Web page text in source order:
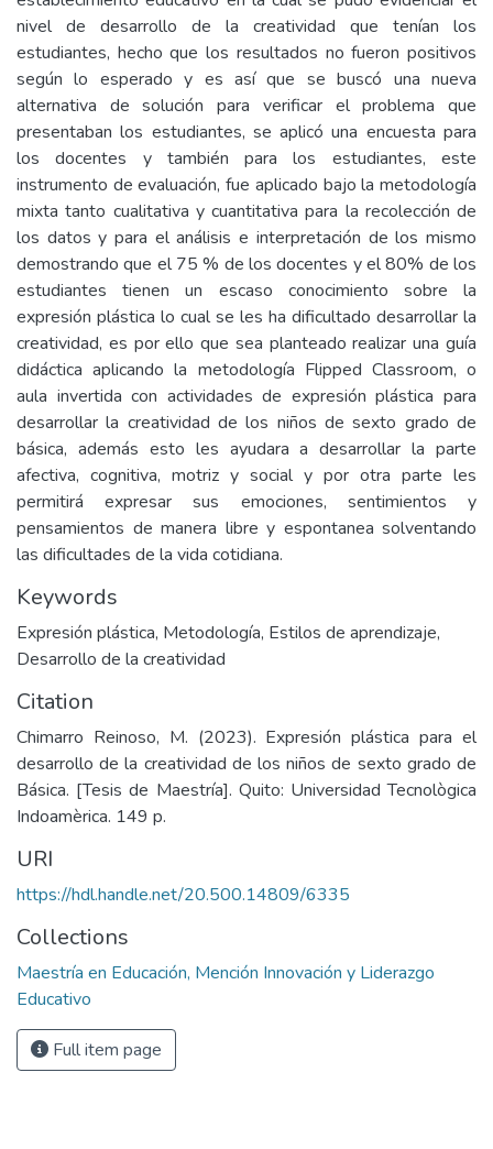
nivel de desarrollo de la creatividad que tenían los
estudiantes, hecho que los resultados no fueron positivos
según lo esperado y es así que se buscó una nueva
alternativa de solución para verificar el problema que
presentaban los estudiantes, se aplicó una encuesta para
los docentes y también para los estudiantes, este
instrumento de evaluación, fue aplicado bajo la metodología
mixta tanto cualitativa y cuantitativa para la recolección de
los datos y para el análisis e interpretación de los mismo
demostrando que el 75 % de los docentes y el 80% de los
estudiantes tienen un escaso conocimiento sobre la
expresión plástica lo cual se les ha dificultado desarrollar la
creatividad, es por ello que sea planteado realizar una guía
didáctica aplicando la metodología Flipped Classroom, o
aula invertida con actividades de expresión plástica para
desarrollar la creatividad de los niños de sexto grado de
básica, además esto les ayudara a desarrollar la parte
afectiva, cognitiva, motriz y social y por otra parte les
permitirá expresar sus emociones, sentimientos y
pensamientos de manera libre y espontanea solventando
las dificultades de la vida cotidiana.
Keywords
Expresión plástica, Metodología, Estilos de aprendizaje,
Desarrollo de la creatividad
Citation
Chimarro Reinoso, M. (2023). Expresión plástica para el
desarrollo de la creatividad de los niños de sexto grado de
Básica. [Tesis de Maestría]. Quito: Universidad Tecnològica
Indoamèrica. 149 p.
URI
https://hdl.handle.net/20.500.14809/6335
Collections
Maestría en Educación, Mención Innovación y Liderazgo
Educativo
Full item page